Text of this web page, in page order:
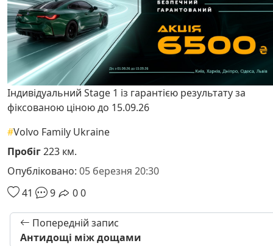
Індивідуальний Stage 1 із гарантією результату за
фіксованою ціною до 15.09.26
#Volvo Family Ukraine
Пробіг223 км.
Опубліковано: 05 березня 20:30
41
9 00
Попередній запис
Антидощі між дощами